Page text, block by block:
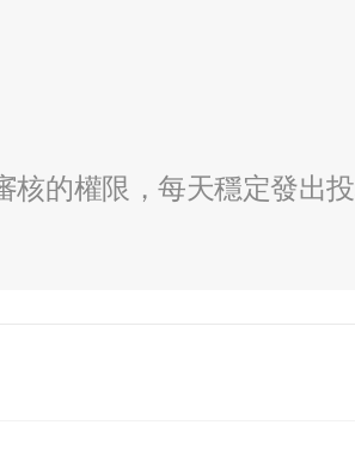
的權限，每天穩定發出投